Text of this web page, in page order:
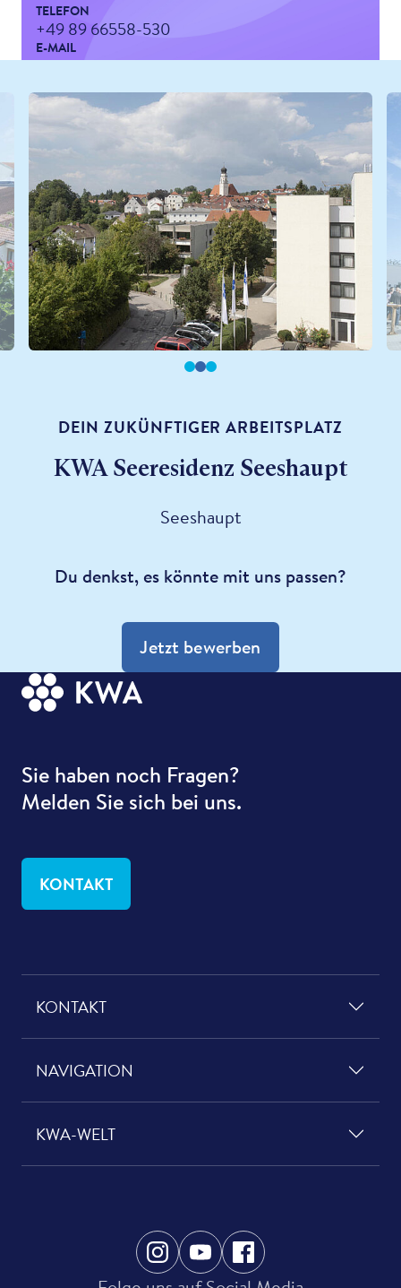
TELEFON
+49 89 66558-530
E-MAIL
baumer-laura@kwa.de
DEIN ZUKÜNFTIGER ARBEITSPLATZ
KWA Seeresidenz Seeshaupt
Seeshaupt
Du denkst, es könnte mit uns passen?
Jetzt bewerben
Sie haben noch Fragen?
Melden Sie sich bei uns.
KONTAKT
KONTAKT
NAVIGATION
KWA-WELT